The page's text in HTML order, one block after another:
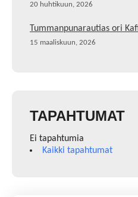
20 huhtikuun, 2026
Tummanpunarautias ori
15 maaliskuun, 2026
TAPAHTUMAT
Ei tapahtumia
Kaikki tapahtumat